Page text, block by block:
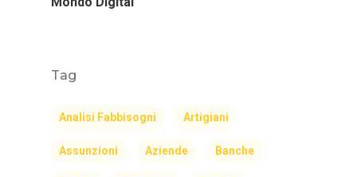
Tag
Analisi Fabbisogni Artigiani
Assunzioni Aziende Banche